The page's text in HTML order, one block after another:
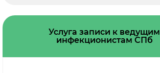
Услуга записи к ведущим
инфекционистам СПб